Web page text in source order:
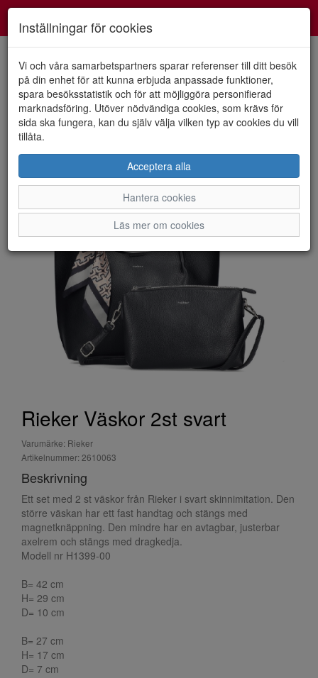
HEM RIEKER
Rieker Väskor 2st svart
Varumärke: Rieker
Artikelnummer: 2610063
Beskrivning
Ett set med 2 st väskor från Rieker i svart skinnimitation. Den
större väskan har ett fast handtag och stängs med
magnetknäppning. Den mindre har en avtagbar, justerbar
axelrem och stängs med dragkedja.
Modell nr H1399-00
B= 42 cm
H= 29 cm
D= 10 cm
B= 27 cm
H= 17 cm
D= 7 cm
Inställningar för cookies
Vi och våra samarbetspartners sparar referenser till ditt besök
på din enhet för att kunna erbjuda anpassade funktioner,
spara besöksstatistik och för att möjliggöra personifierad
marknadsföring. Utöver nödvändiga cookies, som krävs för
sida ska fungera, kan du själv välja vilken typ av cookies du vill
tillåta.
Acceptera alla
Hantera cookies
Läs mer om cookies